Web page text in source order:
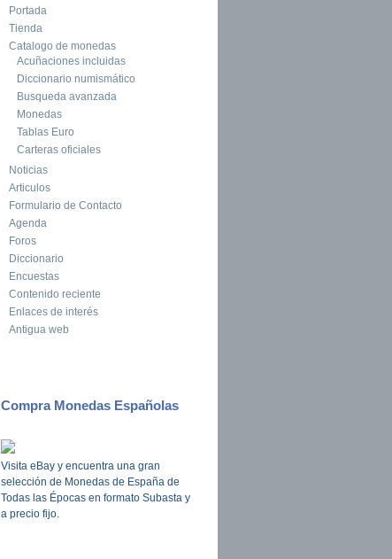
Portada
Tienda
Catalogo de monedas
Acuñaciones incluidas
Diccionario numismático
Busqueda avanzada
Monedas
Tablas Euro
Carteras oficiales
Noticias
Articulos
Formulario de Contacto
Agenda
Foros
Diccionario
Encuestas
Contenido reciente
Enlaces de interés
Antigua web
Compra Monedas Españolas
Visita eBay y encuentra una gran
selección de Monedas de España de
Todas las Épocas en formato Subasta y
a precio fijo.